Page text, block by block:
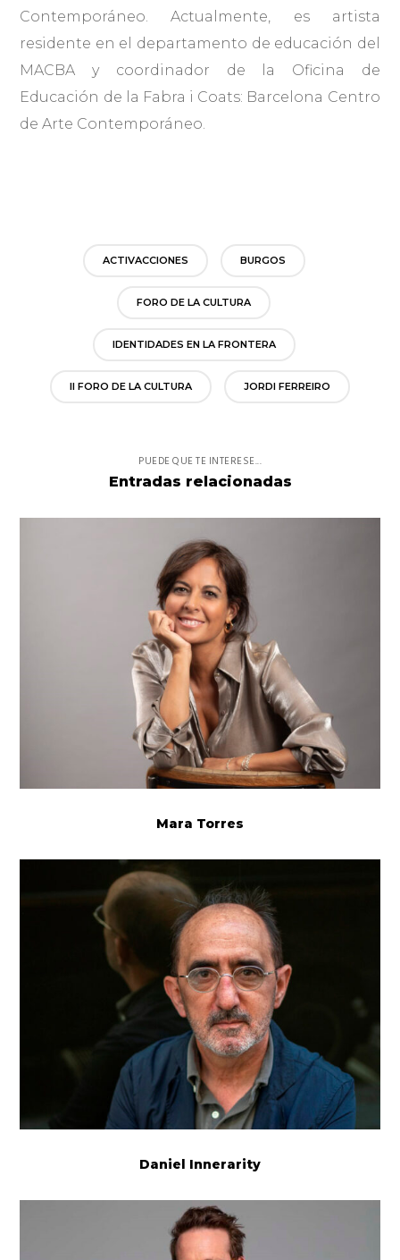
Contemporáneo. Actualmente, es artista
residente en el departamento de educación del
MACBA y coordinador de la Oficina de
Educación de la Fabra i Coats: Barcelona Centro
de Arte Contemporáneo.
ACTIVACCIONES BURGOS
FORO DE LA CULTURA
IDENTIDADES EN LA FRONTERA
II FORO DE LA CULTURA JORDI FERREIRO
PUEDE QUE TE INTERESE...
Entradas relacionadas
Mara Torres
Daniel Innerarity